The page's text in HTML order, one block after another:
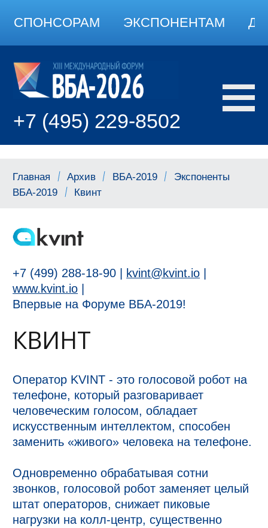
СПОНСОРАМ ЭКСПОНЕНТАМ
+7 (495) 229-8502
Главная Архив ВБА-2019
Экспоненты
ВБА-2019
Квинт
+7 (499) 288-18-90 | kvint@kvint.io
www.kvint.io
Впервые на Форуме ВБА-2019!
КВИНТ
Оператор KVINT - это голосовой робот на
телефоне, который разговаривает
человеческим голосом, обладает
искусственным интеллектом, способен
заменить «живого» человека на телефоне.
Одновременно обрабатывая сотни
звонков, голосовой робот заменяет целый
штат операторов, снижает пиковые
нагрузки на колл-центр, существенно